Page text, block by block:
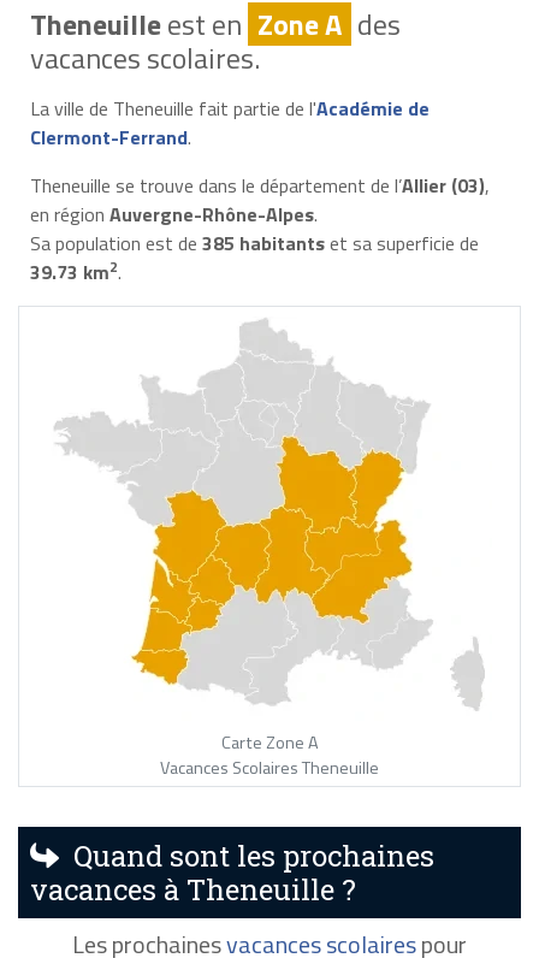
Theneuilleest en Zone A des
vacances scolaires.
La ville de Theneuille fait partie de l'Académie de
Clermont-Ferrand.
Theneuille se trouve dans le département de l’Allier (03),
en région Auvergne-Rhône-Alpes.
Sa population est de 385 habitantset sa superficie de
39.73 km2.
Carte Zone A
Vacances Scolaires Theneuille
Quand sont les prochaines
vacances à Theneuille ?
Les prochainesvacances scolairespour